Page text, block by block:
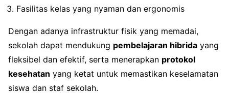
Fasilitas kelas yang nyaman dan ergonomis
Dengan adanya infrastruktur fisik yang memadai,
sekolah dapat mendukung pembelajaran hibrida yang
fleksibel dan efektif, serta menerapkan protokol
kesehatan yang ketat untuk memastikan keselamatan
siswa dan staf sekolah.